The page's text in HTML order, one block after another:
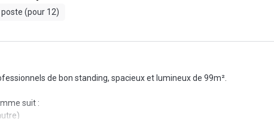
(pour 12)
de bon standing, spacieux et lumineux de 99m².
suit :